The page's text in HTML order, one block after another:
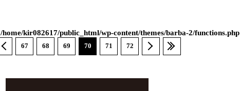
/home/kir082617/public_html/wp-content/themes/barba-2/functions.php
67 68 69 70 71 72